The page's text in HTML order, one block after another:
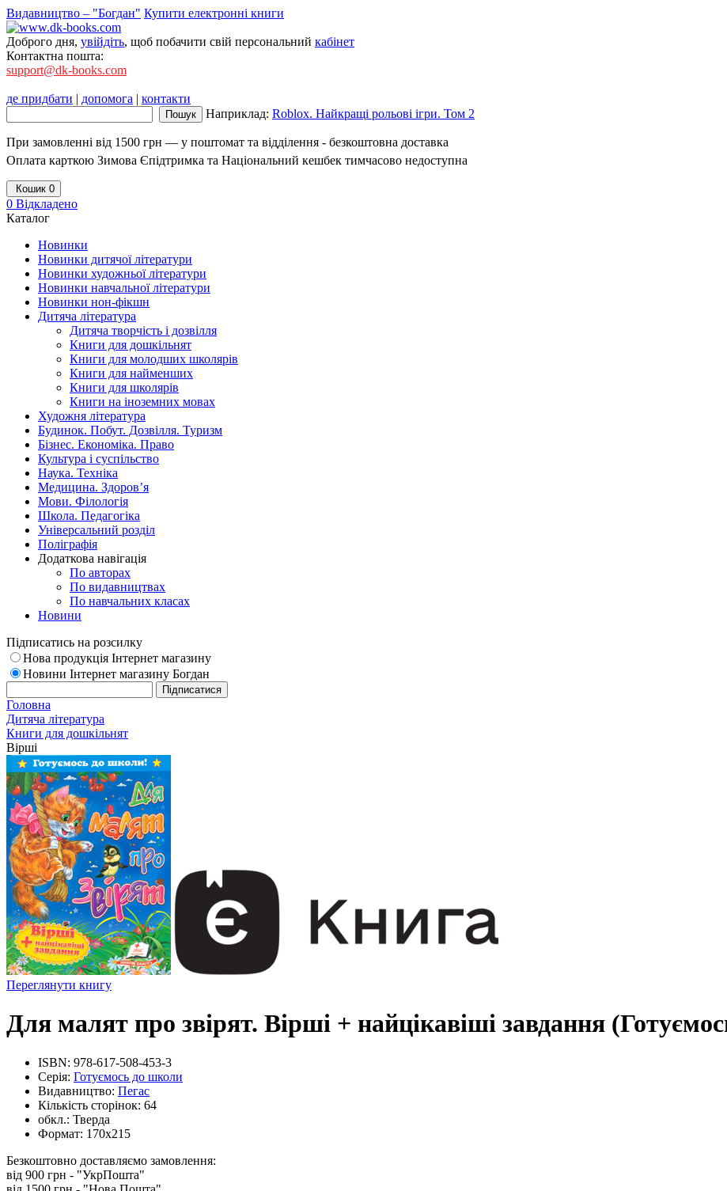
Видавництво – "Богдан" Купити електронні книги
Доброго дня, увійдіть, щоб побачити свій персональний кабінет
Контактна пошта:
support@dk-books.com
де придбати | допомога | контакти
Наприклад: Roblox. Найкращі рольові ігри. Том 2
При замовленні від 1500 грн — у поштомат та відділення - безкоштовна доставка
Оплата карткою Зимова Єпідтримка та Національний кешбек тимчасово недоступна
Кошик 0
0 Відкладено
Каталог
Новинки
Новинки дитячої літератури
Новинки художньої літератури
Новинки навчальної літератури
Новинки нон-фікшн
Дитяча література
Дитяча творчість і дозвілля
Книги для дошкільнят
Книги для молодших школярів
Книги для найменших
Книги для школярів
Книги на іноземних мовах
Художня література
Будинок. Побут. Дозвілля. Туризм
Бізнес. Економіка. Право
Культура і суспільство
Наука. Техніка
Медицина. Здоров’я
Мови. Філологія
Школа. Педагогіка
Універсальний розділ
Поліграфія
Додаткова навігація
По авторах
По видавництвах
По навчальних класах
Новини
Підписатись на розсилку
Нова продукція Інтернет магазину
Новини Інтернет магазину Богдан
Головна
Дитяча література
Книги для дошкільнят
Вірші
Переглянути книгу
Для малят про звірят. Вірші + найцікавіші завдання
ISBN: 978-617-508-453-3
Серія: Готуємось до школи
Видавництво: Пегас
Кількість сторінок: 64
обкл.: Тверда
Формат: 170х215
Безкоштовно доставляємо замовлення:
від 900 грн - "УкрПошта"